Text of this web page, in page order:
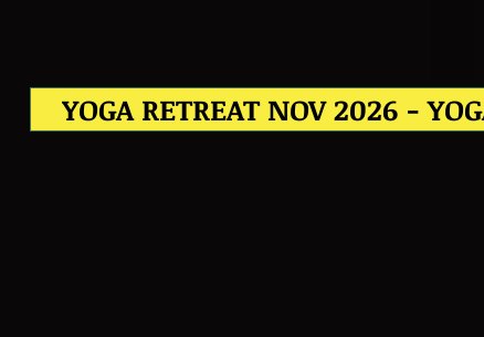
YOGA RETREAT NOV 2026 -